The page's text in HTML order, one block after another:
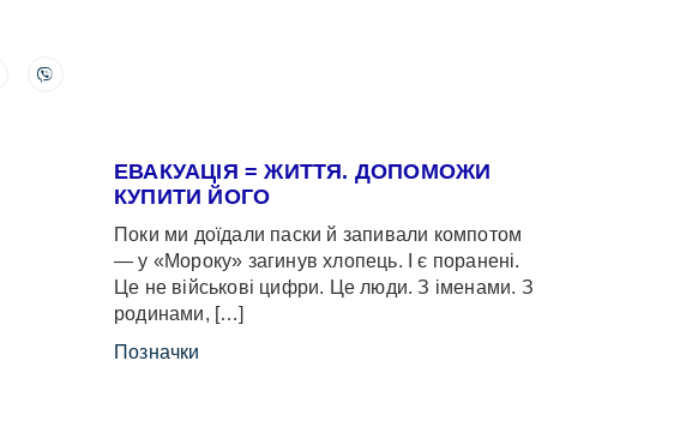
ЕВАКУАЦІЯ = ЖИТТЯ. ДОПОМОЖИ
КУПИТИ ЙОГО
Поки ми доїдали паски й запивали компотом
— у «Мороку» загинув хлопець. І є поранені.
Це не військові цифри. Це люди. З іменами. З
родинами, […]
Позначки